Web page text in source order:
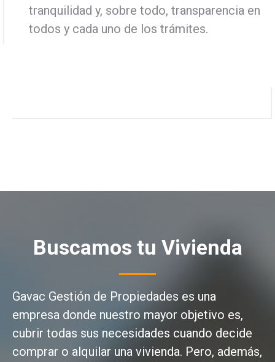
tranquilidad y, sobre todo, transparencia en
todos y cada uno de los trámites.
Buscamos tu Vivienda
Gavac Gestión de Propiedades es una
empresa donde nuestro mayor objetivo es,
cubrir todas sus necesidades cuando decide
comprar o alquilar una vivienda. Pero, además,